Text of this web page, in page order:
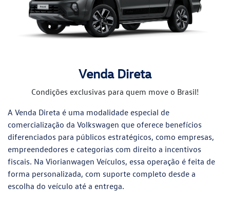
Venda Direta
Condições exclusivas para quem move o Brasil!
A Venda Direta é uma modalidade especial de
comercialização da Volkswagen que oferece benefícios
diferenciados para públicos estratégicos, como empresas,
empreendedores e categorias com direito a incentivos
fiscais. Na Viorianwagen Veículos, essa operação é feita de
forma personalizada, com suporte completo desde a
escolha do veículo até a entrega.